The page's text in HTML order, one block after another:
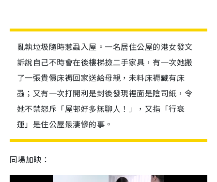
亂執垃圾隨時惹蝨入屋。一名居住公屋的港女發文
訴說自己不時會在後樓梯撿二手家具，有一次她搬
了一張貴價床褥回家送給母親，未料床褥藏有床
蝨；又有一次打開利是封後發現裡面是陰司紙，令
她不禁怒斥「屋邨好多無聊人！」，又指「行衰
運」是住公屋最淒慘的事。
同場加映：